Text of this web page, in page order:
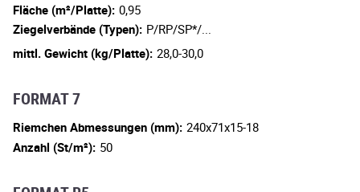
Fläche (m²/Platte): 0,95
Ziegelverbände (Typen): P/RP/SP*/...
mittl. Gewicht (kg/Platte): 28,0-30,0
FORMAT 7
Riemchen Abmessungen (mm): 240x71x15-18
Anzahl (St/m²): 50